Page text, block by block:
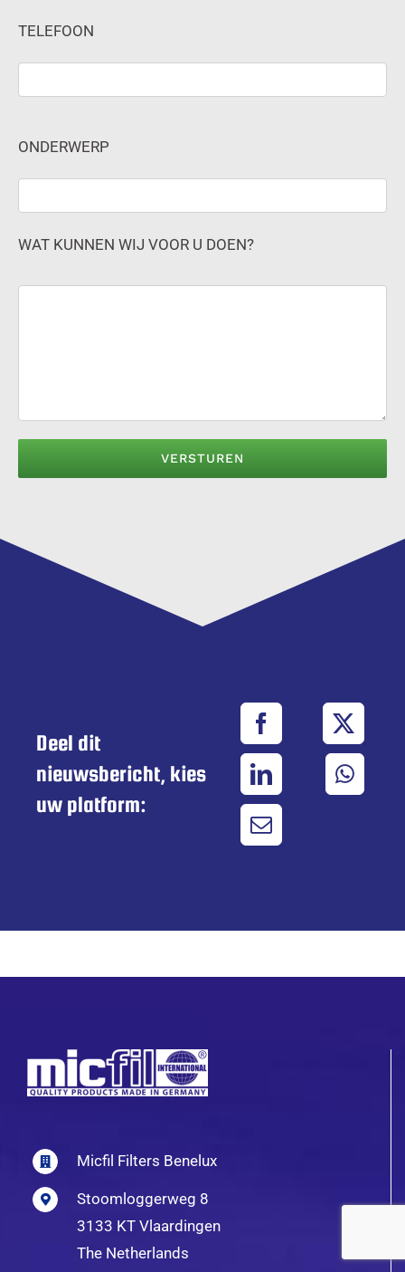
TELEFOON
ONDERWERP
WAT KUNNEN WIJ VOOR U DOEN?
Deel dit
nieuwsbericht, kies
uw platform:
Micfil Filters Benelux
Stoomloggerweg 8
3133 KT Vlaardingen
The Netherlands